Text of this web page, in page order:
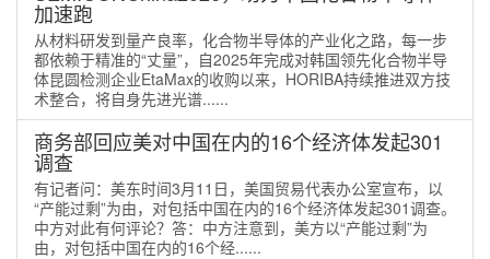
加速跑
从材料研发到量产良率，化合物半导体的产业化之路，每一步
都依赖于精准的“丈量”，自2025年完成对韩国领先化合物半导
体昆圆检测企业EtaMax的收购以来，HORIBA持续推进双方技
术整合，将自身先进光谱......
商务部回应美对中国在内的16个经济体发起301
调查
有记者问：美东时间3月11日，美国贸易代表办公室宣布，以
“产能过剩”为由，对包括中国在内的16个经济体发起301调查。
中方对此有何评论？答：中方注意到，美方以“产能过剩”为
由，对包括中国在内的16个经......